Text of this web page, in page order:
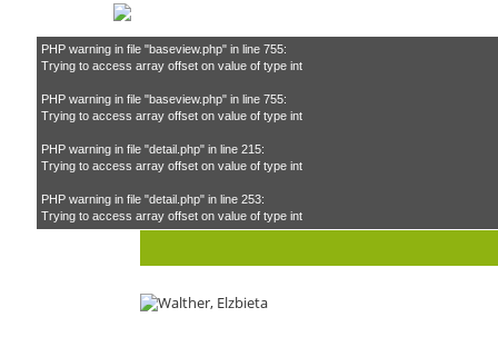
Teilnehmende Köche–
PHP warning in file "baseview.php" in line 755:
Trying to access array offset on value of type int
PHP warning in file "baseview.php" in line 755:
Trying to access array offset on value of type int
PHP warning in file "detail.php" in line 215:
Trying to access array offset on value of type int
PHP warning in file "detail.php" in line 253:
Trying to access array offset on value of type int